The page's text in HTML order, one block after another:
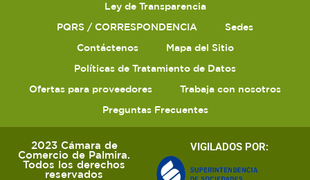
Ley de Transparencia
PQRS / CORRESPONDENCIA
Sedes
Contáctenos
Mapa del Sitio
Políticas de Tratamiento de Datos
Ofertas para proveedores
Trabaja con nosotros
Preguntas Frecuentes
2023 Cámara de
Comercio de Palmira.
Todos los derechos
reservados
VIGILADOS POR: